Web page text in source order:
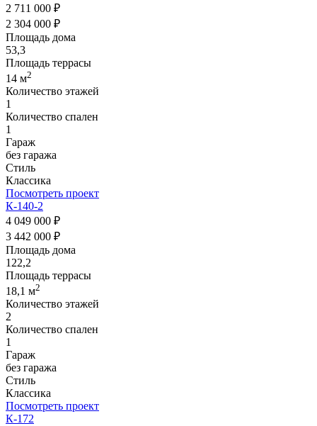
2 711 000 ₽
2 304 000 ₽
Площадь дома
53,3
Площадь террасы
14 м2
Количество этажей
1
Количество спален
1
Гараж
без гаража
Стиль
Классика
Посмотреть проект
К-140-2
4 049 000 ₽
3 442 000 ₽
Площадь дома
122,2
Площадь террасы
18,1 м2
Количество этажей
2
Количество спален
1
Гараж
без гаража
Стиль
Классика
Посмотреть проект
К-172